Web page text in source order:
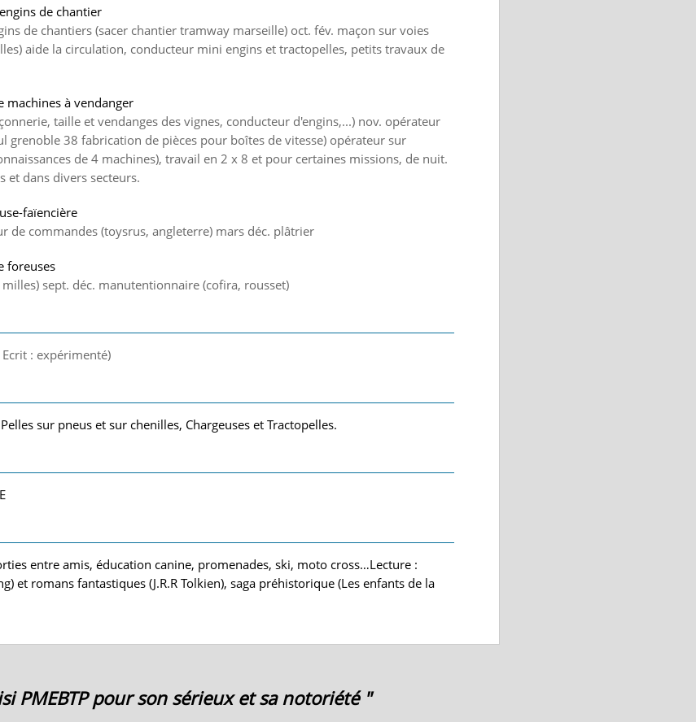
de chantier
de chantiers (sacer chantier tramway marseille) oct. fév. maçon sur voies
aide la circulation, conducteur mini engins et tractopelles, petits travaux de
machines à vendanger
taille et vendanges des vignes, conducteur d'engins,...) nov. opérateur
grenoble 38 fabrication de pièces pour boîtes de vitesse) opérateur sur
de 4 machines), travail en 2 x 8 et pour certaines missions, de nuit.
et dans divers secteurs.
faïencière
de commandes (toysrus, angleterre) mars déc. plâtrier
foreuses
sept. déc. manutentionnaire (cofira, rousset)
: expérimenté)
sur pneus et sur chenilles, Chargeuses et Tractopelles.
entre amis, éducation canine, promenades, ski, moto cross…Lecture :
et romans fantastiques (J.R.R Tolkien), saga préhistorique (Les enfants de la
PMEBTP pour son sérieux et sa notoriété "